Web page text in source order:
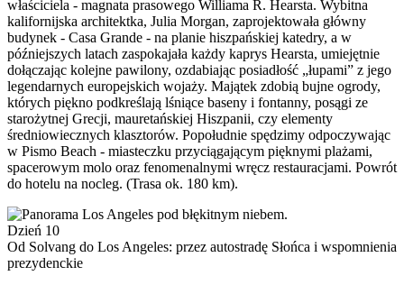
właściciela - magnata prasowego Williama R. Hearsta. Wybitna
kalifornijska architektka, Julia Morgan, zaprojektowała główny
budynek - Casa Grande - na planie hiszpańskiej katedry, a w
późniejszych latach zaspokajała każdy kaprys Hearsta, umiejętnie
dołączając kolejne pawilony, ozdabiając posiadłość „łupami” z jego
legendarnych europejskich wojaży. Majątek zdobią bujne ogrody,
których piękno podkreślają lśniące baseny i fontanny, posągi ze
starożytnej Grecji, mauretańskiej Hiszpanii, czy elementy
średniowiecznych klasztorów. Popołudnie spędzimy odpoczywając
w Pismo Beach - miasteczku przyciągającym pięknymi plażami,
spacerowym molo oraz fenomenalnymi wręcz restauracjami. Powrót
do hotelu na nocleg. (Trasa ok. 180 km).
Dzień 10
Od Solvang do Los Angeles: przez autostradę Słońca i wspomnienia
prezydenckie